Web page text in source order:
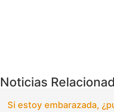
Noticias
Si estoy embarazada,